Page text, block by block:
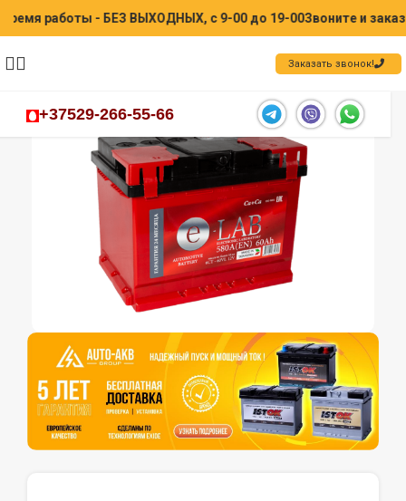
работы - БЕЗ ВЫХОДНЫХ, с 9-00 до 19-00Звоните и
+37529-266-55-66
Заказать звонок!